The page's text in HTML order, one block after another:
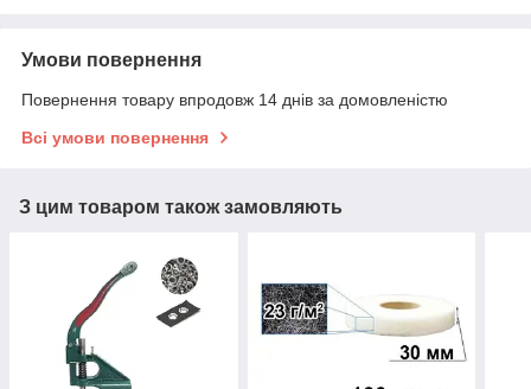
Умови повернення
Повернення товару впродовж 14 днів за домовленістю
Всі умови повернення
З цим товаром також замовляють